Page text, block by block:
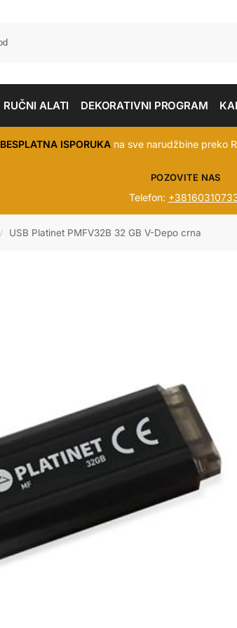
RUČNI ALATI DEKORATIVNI PROGRAM
BESPLATNA ISPORUKAna sve narudžbine preko
POZOVITE NAS
Telefon:
/ USB Platinet PMFV32B 32 GB V-Depo crna